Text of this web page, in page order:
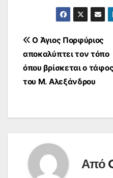
Πλοήγηση
άρθρων
Ο Άγιος Πορφύριος
αποκαλύπτει τον τόπο
όπου βρίσκεται ο τάφος
του Μ. Αλεξάνδρου
Από